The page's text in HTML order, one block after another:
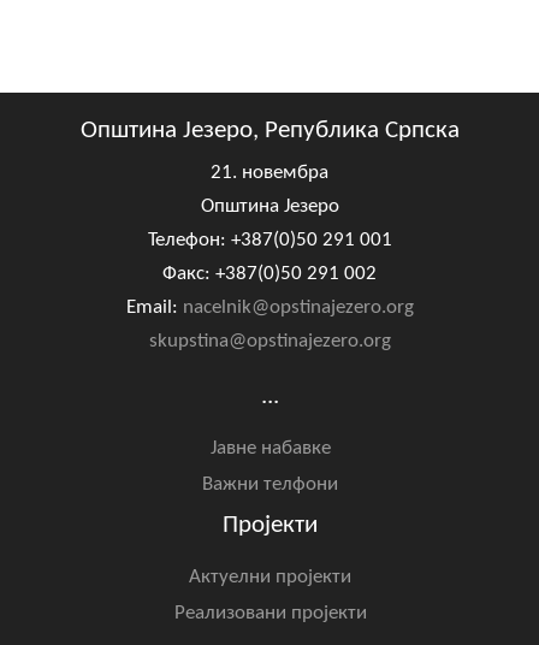
Општина Језеро, Република Српска
21. новембра
Општина Језеро
Телефон: +387(0)50 291 001
Факс: +387(0)50 291 002
Email: nacelnik@opstinajezero.org
skupstina@opstinajezero.org
...
Јавне набавке
Важни телфони
Пројекти
Актуелни пројекти
Реализовани пројекти